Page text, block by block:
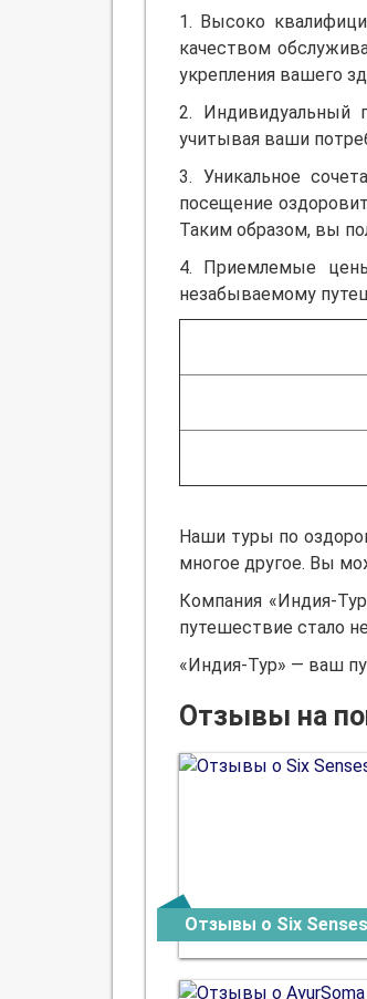
1. Высоко
качеством
укрепления вашего
2. Индивидуальный
учитывая ваши
3. Уникальное
посещение
Таким образом, вы
4. Приемлемые
незабываемому
Наши туры по
многое другое. Вы
Компания «Индия-
путешествие стало
«Индия-Тур» — ваш
Отзывы на
Отзывы о Six